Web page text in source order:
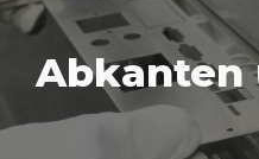
Abkanten